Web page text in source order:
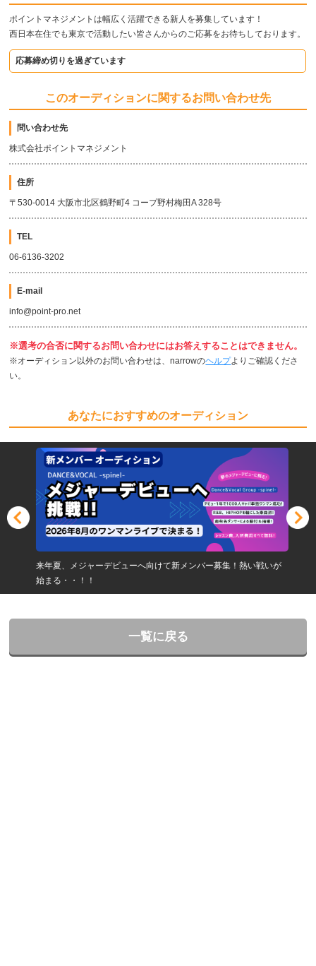
ポイントマネジメントは幅広く活躍できる新人を募集しています！
西日本在住でも東京で活動したい皆さんからのご応募をお待ちしております。
応募締め切りを過ぎています
このオーディションに関するお問い合わせ先
問い合わせ先
株式会社ポイントマネジメント
住所
〒530-0014 大阪市北区鶴野町4 コープ野村梅田A 328号
TEL
06-6136-3202
E-mail
info@point-pro.net
※選考の合否に関するお問い合わせにはお答えすることはできません。
※オーディション以外のお問い合わせは、narrowのヘルプよりご確認くださ
い。
あなたにおすすめのオーディション
来年夏、メジャーデビューへ向けて新メンバー募集！熱い戦いが
始まる・・！！
一覧に戻る